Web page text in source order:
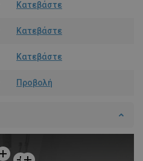
Κατεβάστε
Κατεβάστε
Κατεβάστε
Προβολή